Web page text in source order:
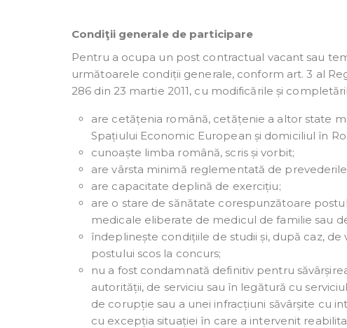
Condiţii generale de participare
Pentru a ocupa un post contractual vacant sau
următoarele condiții generale, conform art. 3 al
286 din 23 martie 2011, cu modificările și
are cetățenia română, cetățenie a altor state
Spațiului Economic European și domiciliul în
cunoaște limba română, scris și vorbit;
are vârsta minimă reglementată de
are capacitate deplină de exercițiu;
are o stare de sănătate corespunzătoare
medicale eliberate de medicul de familie sau
îndeplinește condițiile de studii și, după caz,
postului scos la concurs;
nu a fost condamnată definitiv pentru
autorității, de serviciu sau în legătură cu
de corupție sau a unei infracțiuni săvârșite cu
cu excepția situației în care a intervenit